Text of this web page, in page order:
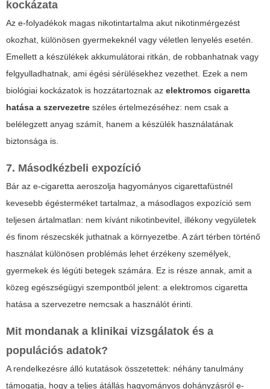
kockázata
Az e-folyadékok magas nikotintartalma akut nikotinmérgezést
okozhat, különösen gyermekeknél vagy véletlen lenyelés esetén.
Emellett a készülékek akkumulátorai ritkán, de robbanhatnak vagy
felgyulladhatnak, ami égési sérülésekhez vezethet. Ezek a nem
biológiai kockázatok is hozzátartoznak az elektromos cigaretta
hatása a szervezetre széles értelmezéséhez: nem csak a
belélegzett anyag számít, hanem a készülék használatának
biztonsága is.
7. Másodkézbeli expozíció
Bár az e-cigaretta aeroszolja hagyományos cigarettafüstnél
kevesebb égésterméket tartalmaz, a másodlagos expozíció sem
teljesen ártalmatlan: nem kívánt nikotinbevitel, illékony vegyületek
és finom részecskék juthatnak a környezetbe. A zárt térben történő
használat különösen problémás lehet érzékeny személyek,
gyermekek és légúti betegek számára. Ez is része annak, amit a
közeg egészségügyi szempontból jelent: a elektromos cigaretta
hatása a szervezetre nemcsak a használót érinti.
Mit mondanak a klinikai vizsgálatok és a
populációs adatok?
A rendelkezésre álló kutatások összetettek: néhány tanulmány
támogatja, hogy a teljes átállás hagyományos dohányzásról e-